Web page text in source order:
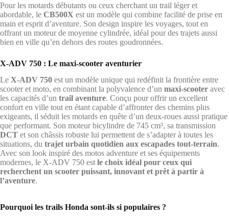
Pour les motards débutants ou ceux cherchant un trail léger et
abordable, le CB500X est un modèle qui combine facilité de prise en
main et esprit d’aventure. Son design inspire les voyages, tout en
offrant un moteur de moyenne cylindrée, idéal pour des trajets aussi
bien en ville qu’en dehors des routes goudronnées.
X-ADV 750 : Le maxi-scooter aventurier
Le X-ADV 750 est un modèle unique qui redéfinit la frontière entre
scooter et moto, en combinant la polyvalence d’un maxi-scooter avec
les capacités d’un trail aventure. Conçu pour offrir un excellent
confort en ville tout en étant capable d’affronter des chemins plus
exigeants, il séduit les motards en quête d’un deux-roues aussi pratique
que performant. Son moteur bicylindre de 745 cm³, sa transmission
DCT et son châssis robuste lui permettent de s’adapter à toutes les
situations, du trajet urbain quotidien aux escapades tout-terrain.
Avec son look inspiré des motos adventure et ses équipements
modernes, le X-ADV 750 est le choix idéal pour ceux qui
recherchent un scooter puissant, innovant et prêt à partir à
l’aventure.
Pourquoi les trails Honda sont-ils si populaires ?